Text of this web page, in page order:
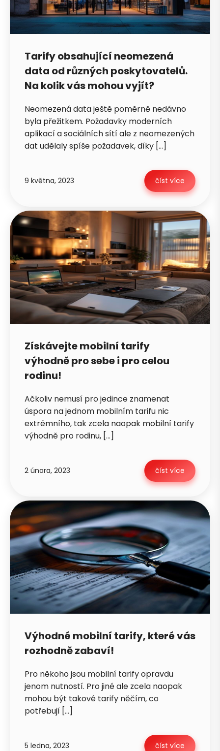
Tarify obsahující neomezená
data od různých poskytovatelů.
Na kolik vás mohou vyjít?
Neomezená data ještě poměrně nedávno
byla přežitkem. Požadavky moderních
aplikací a sociálních sítí ale z neomezených
dat udělaly spíše požadavek, díky […]
9 května, 2023 číst více
Získávejte mobilní tarify
výhodně pro sebe i pro celou
rodinu!
Ačkoliv nemusí pro jedince znamenat
úspora na jednom mobilním tarifu nic
extrémního, tak zcela naopak mobilní tarify
výhodně pro rodinu, […]
2 února, 2023 číst více
Výhodné mobilní tarify, které vás
rozhodně zabaví!
Pro někoho jsou mobilní tarify opravdu
jenom nutností. Pro jiné ale zcela naopak
mohou být takové tarify něčím, co
potřebují […]
5 ledna, 2023 číst více